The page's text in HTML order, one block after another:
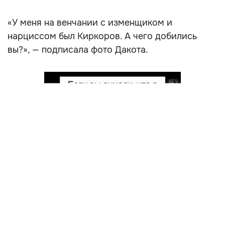
«У меня на венчании с изменщиком и
нарциссом был Киркоров. А чего добились
вы?», — подписала фото Дакота.